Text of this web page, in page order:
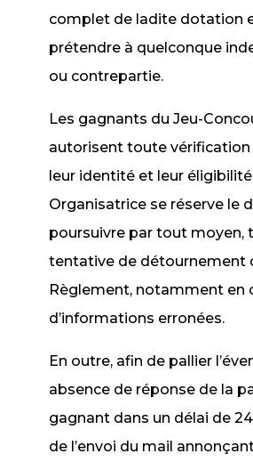
complet de ladite dotation
prétendre à quelconque
ou contrepartie.
Les gagnants du Jeu-
autorisent toute
leur identité et leur
Organisatrice se réserve le
poursuivre par tout moyen,
tentative de détournement
Règlement, notamment en
d’informations erronées.
En outre, afin de pallier
absence de réponse de la
gagnant dans un délai de
de l’envoi du mail